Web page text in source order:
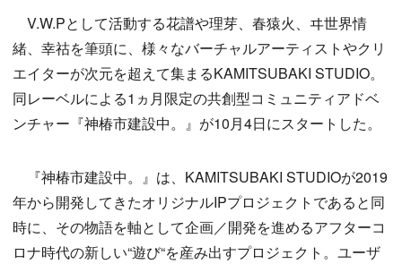
V.W.Pとして活動する花譜や理芽、春猿火、ヰ世界情
緒、幸祜を筆頭に、様々なバーチャルアーティストやクリ
エイターが次元を超えて集まるKAMITSUBAKI STUDIO。
同レーベルによる1ヵ月限定の共創型コミュニティアドベ
ンチャー『神椿市建設中。』が10月4日にスタートした。
『神椿市建設中。』は、KAMITSUBAKI STUDIOが2019
年から開発してきたオリジナルIPプロジェクトであると同
時に、その物語を軸として企画／開発を進めるアフターコ
ロナ時代の新しい“遊び“を産み出すプロジェクト。ユーザ